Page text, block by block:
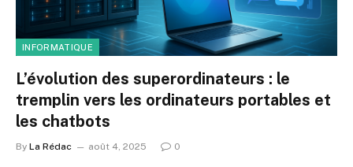
INFORMATIQUE
L’évolution des superordinateurs : le
tremplin vers les ordinateurs portables et
les chatbots
By La Rédac août 4, 2025 0